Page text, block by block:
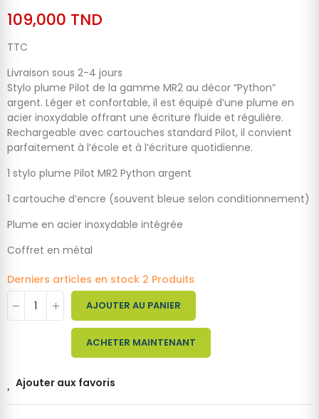
109,000 TND
TTC
Livraison sous 2-4 jours
Stylo plume Pilot de la gamme MR2 au décor “Python”
argent. Léger et confortable, il est équipé d’une plume en
acier inoxydable offrant une écriture fluide et régulière.
Rechargeable avec cartouches standard Pilot, il convient
parfaitement à l’école et à l’écriture quotidienne.
1 stylo plume Pilot MR2 Python argent
1 cartouche d’encre (souvent bleue selon conditionnement)
Plume en acier inoxydable intégrée
Coffret en métal
Derniers articles en stock 2 Produits
AJOUTER AU PANIER
ACHETER MAINTENANT
Ajouter aux favoris